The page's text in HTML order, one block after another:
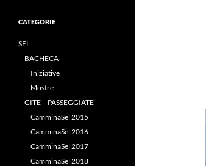
CATEGORIE
SEL
BACHECA
Iniziative
Mostre
GITE – PASSEGGIATE
CamminaSel 2015
CamminaSel 2016
CamminaSel 2017
CamminaSel 2018